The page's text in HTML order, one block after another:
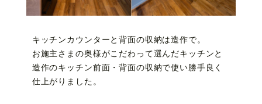
キッチンカウンターと背面の収納は造作で。
お施主さまの奥様がこだわって選んだキッチンと
造作のキッチン前面・背面の収納で使い勝手良く
仕上がりました。